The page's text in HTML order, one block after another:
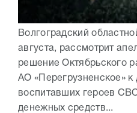
Волгоградский
августа, рассмотрит
решение Октябрьского
АО «Перегрузненское» к
воспитавших героев
денежных средств...